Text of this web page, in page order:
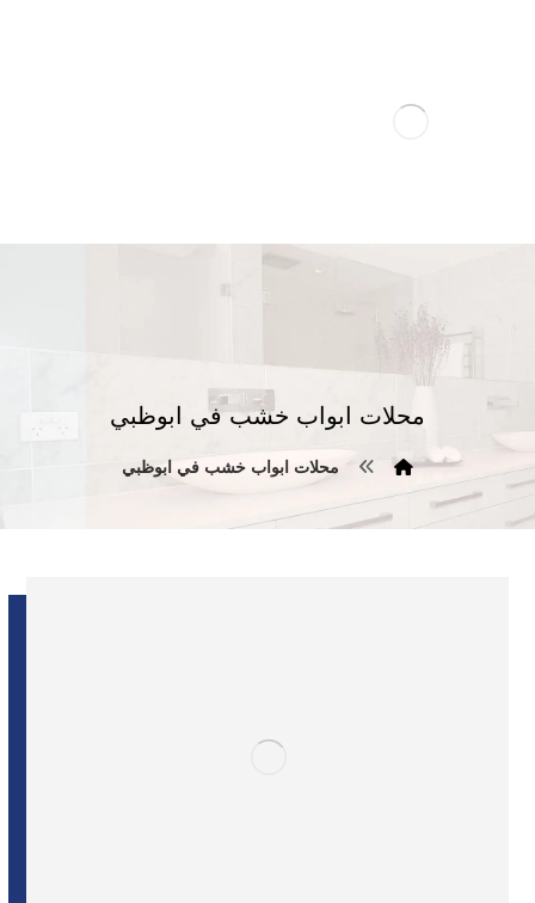
محلات ابواب خشب في ابوظبي
محلات ابواب خشب في ابوظبي